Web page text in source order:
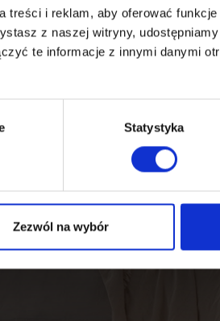
i reklam, aby oferować funkcje
z naszej witryny,
te informacje z innymi danymi
Statystyka
Zezwól na wybór